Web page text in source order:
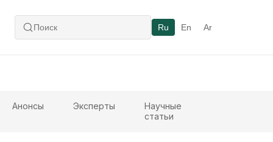
Ru En Ar
Анонсы Эксперты
Научные
статьи